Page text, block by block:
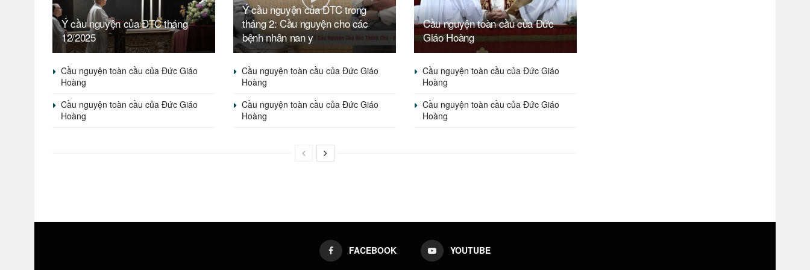
Ý cầu nguyện của ĐTC tháng
12/2025
Ý cầu nguyện của ĐTC trong
tháng 2: Cầu nguyện cho các
bệnh nhân nan y
Cầu nguyện toàn cầu của Đức
Giáo Hoàng
Cầu nguyện toàn cầu của Đức Giáo
Hoàng
Cầu nguyện toàn cầu của Đức Giáo
Hoàng
Cầu nguyện toàn cầu của Đức Giáo
Hoàng
Cầu nguyện toàn cầu của Đức Giáo
Hoàng
Cầu nguyện toàn cầu của Đức Giáo
Hoàng
Cầu nguyện toàn cầu của Đức Giáo
Hoàng
FACEBOOK YOUTUBE